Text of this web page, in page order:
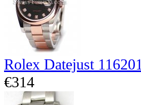
Rolex Datejust 116201
€314